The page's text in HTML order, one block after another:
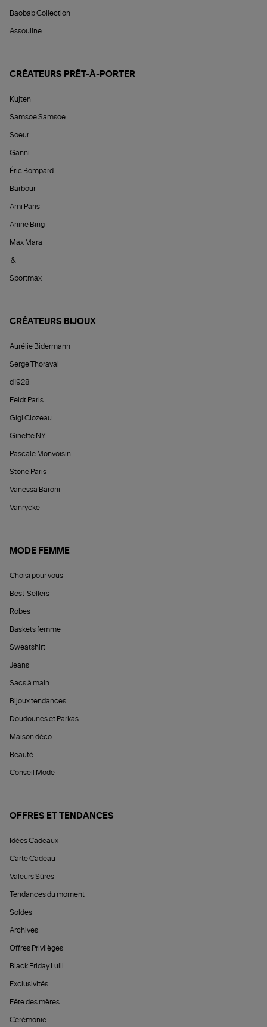
Baobab Collection
Assouline
CRÉATEURS PRÊT-À-PORTER
Kujten
Samsoe Samsoe
Soeur
Ganni
Éric Bompard
Barbour
Ami Paris
Anine Bing
Max Mara
&
Sportmax
CRÉATEURS BIJOUX
Aurélie Bidermann
Serge Thoraval
d1928
Feidt Paris
Gigi Clozeau
Ginette NY
Pascale Monvoisin
Stone Paris
Vanessa Baroni
Vanrycke
MODE FEMME
Choisi pour vous
Best-Sellers
Robes
Baskets femme
Sweatshirt
Jeans
Sacs à main
Bijoux tendances
Doudounes et Parkas
Maison déco
Beauté
Conseil Mode
OFFRES ET TENDANCES
Idées Cadeaux
Carte Cadeau
Valeurs Sûres
Tendances du moment
Soldes
Archives
Offres Privilèges
Black Friday Lulli
Exclusivités
Fête des mères
Cérémonie